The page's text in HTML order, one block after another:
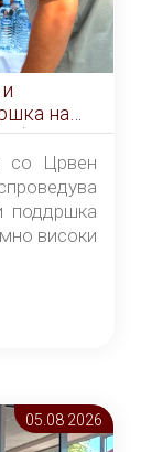
на
бран
со Црвен
поддршка
високи
05.08 2026